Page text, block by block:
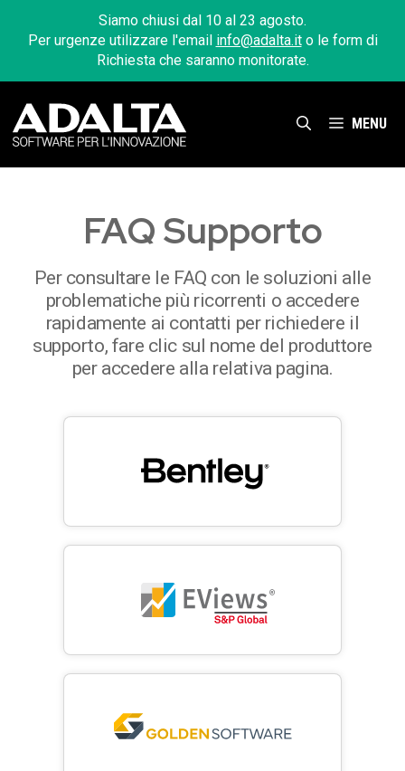
Siamo chiusi dal 10 al 23 agosto.
Per urgenze utilizzare l'email info@adalta.ito le form di
Richiesta che saranno monitorate.
MENU
FAQ Supporto
Per consultare le FAQ con le soluzioni alle
problematiche più ricorrenti o accedere
rapidamente ai contatti per richiedere il
supporto, fare clic sul nome del produttore
per accedere alla relativa pagina.